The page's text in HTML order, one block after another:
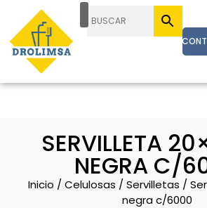
SERVILLETA
NEGRA C/
Inicio / Celulosas / Servilletas /
negra c/6000